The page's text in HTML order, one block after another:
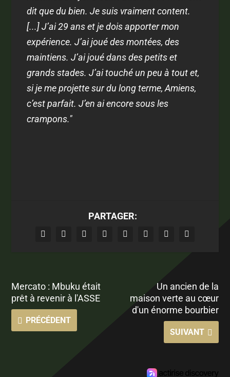
dit que du bien. Je suis vraiment content.
[...] J’ai 29 ans et je dois apporter mon
expérience. J’ai joué des montées, des
maintiens. J’ai joué dans des petits et
grands stades. J’ai touché un peu à tout et,
si je me projette sur du long terme, Amiens,
c’est parfait. J’en ai encore sous les
crampons."
PARTAGER:
Mercato : Mbuku était
prêt à revenir à l'ASSE
PRÉCÉDENT
Un ancien de la
maison verte au cœur
d'un énorme bourbier
SUIVANT